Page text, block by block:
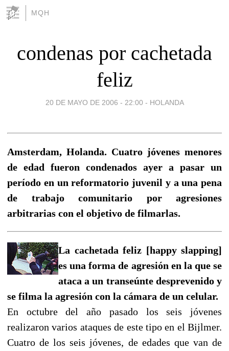
MQH
condenas por cachetada
feliz
20 DE MAYO DE 2006 - 22:00 - HOLANDA
Amsterdam, Holanda. Cuatro jóvenes menores
de edad fueron condenados ayer a pasar un
período en un reformatorio juvenil y a una pena
de trabajo comunitario por agresiones
arbitrarias con el objetivo de filmarlas.
La cachetada feliz [happy slapping]
es una forma de agresión en la que se
ataca a un transeúnte desprevenido y
se filma la agresión con la cámara de un celular.
En octubre del año pasado los seis jóvenes
realizaron varios ataques de este tipo en el Bijlmer.
Cuatro de los seis jóvenes, de edades que van de